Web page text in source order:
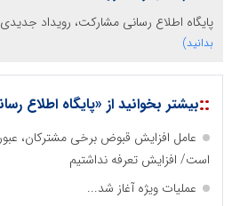
پایگاه اطلاع رسانی مشارکت، رویداد
بدانید)
::بیشتر بخوانید از «پایگاه اطلاع
عامل افزایش قبوض برخی مشترکان،
است/ افزایش تعرفه نداشتیم
عملیات ویژه آغاز شد...